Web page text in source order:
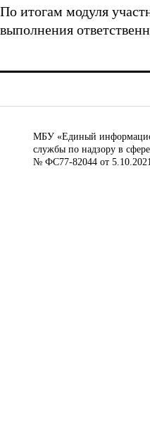
По итогам модуля
выполнения
МБУ «Единый
службы по надзору в
№ ФС77-82044 от